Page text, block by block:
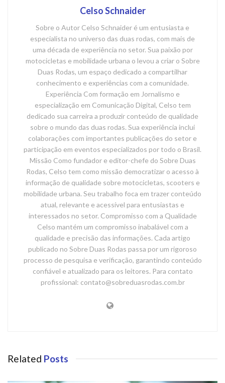
Celso Schnaider
Sobre o Autor Celso Schnaider é um entusiasta e
especialista no universo das duas rodas, com mais de
uma década de experiência no setor. Sua paixão por
motocicletas e mobilidade urbana o levou a criar o Sobre
Duas Rodas, um espaço dedicado a compartilhar
conhecimento e experiências com a comunidade.
Experiência Com formação em Jornalismo e
especialização em Comunicação Digital, Celso tem
dedicado sua carreira a produzir conteúdo de qualidade
sobre o mundo das duas rodas. Sua experiência inclui
colaborações com importantes publicações do setor e
participação em eventos especializados por todo o Brasil.
Missão Como fundador e editor-chefe do Sobre Duas
Rodas, Celso tem como missão democratizar o acesso à
informação de qualidade sobre motocicletas, scooters e
mobilidade urbana. Seu trabalho foca em trazer conteúdo
atual, relevante e acessível para entusiastas e
interessados no setor. Compromisso com a Qualidade
Celso mantém um compromisso inabalável com a
qualidade e precisão das informações. Cada artigo
publicado no Sobre Duas Rodas passa por um rigoroso
processo de pesquisa e verificação, garantindo conteúdo
confiável e atualizado para os leitores. Para contato
profissional: contato@sobreduasrodas.com.br
Related Posts